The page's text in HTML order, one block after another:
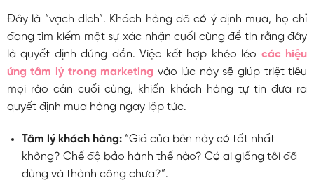
Đây là “vạch đích”. Khách hàng đã có ý định mua, họ chỉ
đang tìm kiếm một sự xác nhận cuối cùng để tin rằng đây
là quyết định đúng đắn. Việc kết hợp khéo léo các hiệu
ứng tâm lý trong marketing vào lúc này sẽ giúp triệt tiêu
mọi rào cản cuối cùng, khiến khách hàng tự tin đưa ra
quyết định mua hàng ngay lập tức.
Tâm lý khách hàng:“Giá của bên này có tốt nhất
không? Chế độ bảo hành thế nào? Có ai giống tôi đã
dùng và thành công chưa?”.